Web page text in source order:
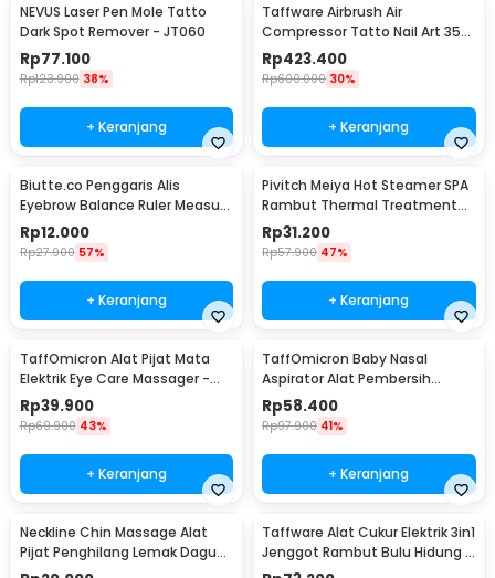
NEVUS Laser Pen Mole Tatto
Dark Spot Remover - JT060
Rp77.100
Rp123.900 38%
+ Keranjang
Taffware Airbrush Air
Compressor Tatto Nail Art 35
PSI Dual Action - T-100
Rp423.400
Rp600.000 30%
+ Keranjang
Biutte.co Penggaris Alis
Eyebrow Balance Ruler Measure
Shaping Tool
Rp12.000
Rp27.900 57%
+ Keranjang
Pivitch Meiya Hot Steamer SPA
Rambut Thermal Treatment
Heated Cap - YZK1-II
Rp31.200
Rp57.900 47%
+ Keranjang
TaffOmicron Alat Pijat Mata
Elektrik Eye Care Massager -
XTK-018
Rp39.900
Rp69.900 43%
+ Keranjang
TaffOmicron Baby Nasal
Aspirator Alat Pembersih
Hidung Bayi - HD-8031
Rp58.400
Rp97.900 41%
+ Keranjang
Neckline Chin Massage Alat
Pijat Penghilang Lemak Dagu
Rahang - A241
Taffware Alat Cukur Elektrik 3in1
Jenggot Rambut Bulu Hidung -
AG-818